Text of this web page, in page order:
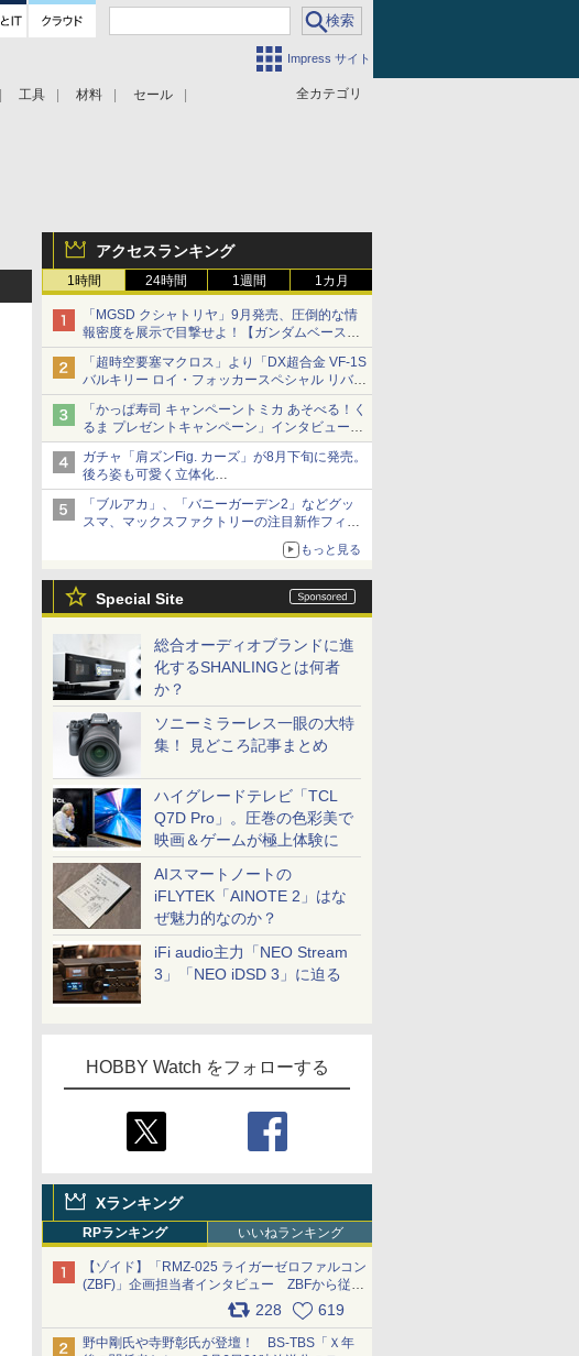
Impress サイト
全カテゴリ
工具 材料 セール
アクセスランキング
1時間 24時間 1週間 1カ月
「MGSD クシャトリヤ」9月発売、圧倒的な情
報密度を展示で目撃せよ！【ガンダムベース撮
り下ろし】
「超時空要塞マクロス」より「DX超合金 VF-1S
バルキリー ロイ・フォッカースペシャル リバイ
バルVer.」本日発売！
「かっぱ寿司 キャンペーントミカ あそべる！く
るま プレゼントキャンペーン」インタビュー
子どもが楽しめるかっぱ寿司ならではの体験と
コラボの楽しさを追求
ガチャ「肩ズンFig. カーズ」が8月下旬に発売。
後ろ姿も可愛く立体化
ライトニング・マックィーンやメーターなど4
種がラインナップ
「ブルアカ」、「バニーガーデン2」などグッ
スマ、マックスファクトリーの注目新作フィギ
ュアが展示【ホビーメーカー合同展示会】
もっと見る
Special Site
総合オーディオブランドに進
化するSHANLINGとは何者
か？
ソニーミラーレス一眼の大特
集！ 見どころ記事まとめ
ハイグレードテレビ「TCL
Q7D Pro」。圧巻の色彩美で
映画＆ゲームが極上体験に
AIスマートノートの
iFLYTEK「AINOTE 2」はな
ぜ魅力的なのか？
iFi audio主力「NEO Stream
3」「NEO iDSD 3」に迫る
HOBBY Watch をフォローする
Xランキング
RPランキング いいねランキング
【ゾイド】「RMZ-025 ライガーゼロファルコン
(ZBF)」企画担当者インタビュー ZBFから従来
デザインまで再現可能なボリューム満点のキッ
ト pic.x.com/6zOqQAQKkX
228 619
野中剛氏や寺野彰氏が登壇！ BS-TBS「Ｘ年